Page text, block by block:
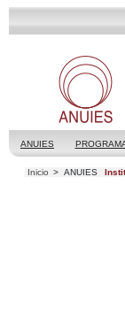
ANUIES
Inicio > ANUIES